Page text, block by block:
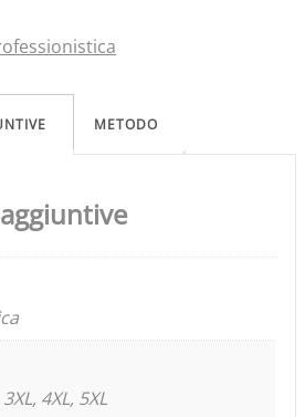
METODO
4XL, 5XL